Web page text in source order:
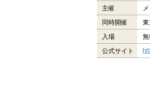
主催
同時開催
入場
公式サイト